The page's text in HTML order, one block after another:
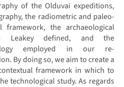
of the Olduvai expeditions,
the radiometric and paleo-
framework, the archaeological
Leakey defined, and the
employed in our re-
By doing so, we aim to create a
framework in which to
technological study. As regards